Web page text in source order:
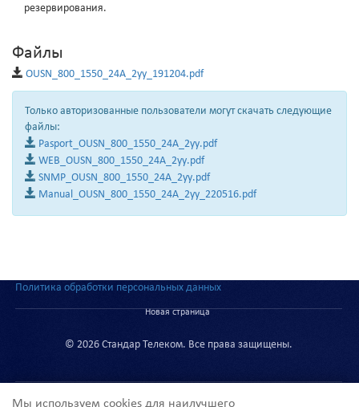
резервирования.
Файлы
OUSN_800_1550_24А_2уу_191204.pdf
Только авторизованные пользователи могут скачать следующие
файлы:
Pasport_OUSN_800_1550_24А_2уу.pdf
WEB_OUSN_800_1550_24А_2уу.pdf
SNMP_OUSN_800_1550_24А_2уу.pdf
Manual_OUSN_800_1550_24А_2уу_220516.pdf
© 2026 Стандар Телеком. Все права защищены.
Политика обработки персональных данных
Новая страница
Мы используем cookies для наилучшего